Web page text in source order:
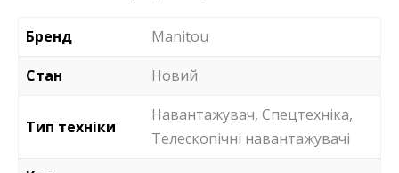
Бренд
Manitou
Стан
Новий
Тип техніки
Навантажувач, Спецтехніка,
Телескопічні навантажувачі